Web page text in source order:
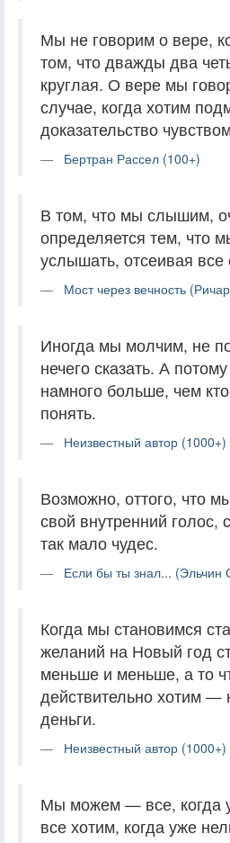
Мы не говорим о вере,
том, что дважды два
круглая. О вере мы
случае, когда хотим
доказательство
Бертран Рассел (100+)
В том, что мы слышим,
определяется тем, что
услышать, отсеивая все
Мост через вечность
Иногда мы молчим, не
нечего сказать. А
намного больше, чем
понять.
Неизвестный автор (1000+)
Возможно, оттого, что
свой внутренний голос,
так мало чудес.
Если бы ты знал...
Когда мы становимся
желаний на Новый год
меньше и меньше, а то
действительно хотим —
деньги.
Неизвестный автор (1000+)
Мы можем — все, когда
все хотим, когда уже